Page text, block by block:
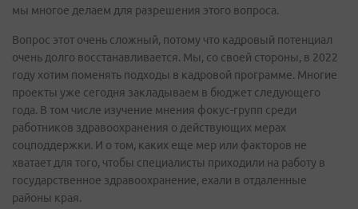
мы многое делаем для разрешения этого вопроса.
Вопрос этот очень сложный, потому что кадровый потенциал
очень долго восстанавливается. Мы, со своей стороны, в 2022
году хотим поменять подходы в кадровой программе. Многие
проекты уже сегодня закладываем в бюджет следующего
года. В том числе изучение мнения фокус-групп среди
работников здравоохранения о действующих мерах
соцподдержки. И о том, каких еще мер или факторов не
хватает для того, чтобы специалисты приходили на работу в
государственное здравоохранение, ехали в отдаленные
районы края.